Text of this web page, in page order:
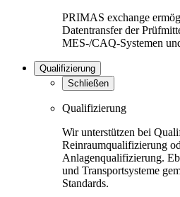
PRIMAS exchange
Datentransfer der
MES-/CAQ-Systemen
Qualifizierung
Schließen
Qualifizierung
Wir unterstützen bei
Reinraumqualifizierung
Anlagenqualifizierung.
und Transportsysteme
Standards.